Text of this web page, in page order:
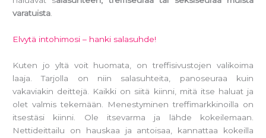
varatuista.
Elvytä intohimosi – hanki salasuhde!
Kuten jo yltä voit huomata, on treffisivustojen valikoima
laaja. Tarjolla on niin salasuhteita, panoseuraa kuin
vakaviakin deittejä. Kaikki on siitä kiinni, mitä itse haluat ja
olet valmis tekemään. Menestyminen treffimarkkinoilla on
itsestäsi kiinni. Ole itsevarma ja lähde kokeilemaan.
Nettideittailu on hauskaa ja antoisaa, kannattaa kokeilla